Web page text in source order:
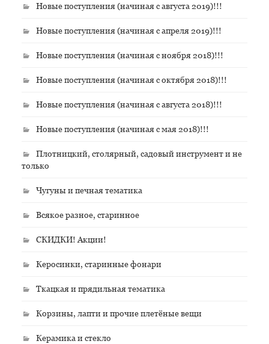
Новые поступления (начиная с августа 2019)!!!
Новые поступления (начиная с апреля 2019)!!!
Новые поступления (начиная с ноября 2018)!!!
Новые поступления (начиная с октября 2018)!!!
Новые поступления (начиная с августа 2018)!!!
Новые поступления (начиная с мая 2018)!!!
Плотницкий, столярный, садовый инструмент и не
только
Чугуны и печная тематика
Всякое разное, старинное
СКИДКИ! Акции!
Керосинки, старинные фонари
Ткацкая и прядильная тематика
Корзины, лапти и прочие плетёные вещи
Керамика и стекло